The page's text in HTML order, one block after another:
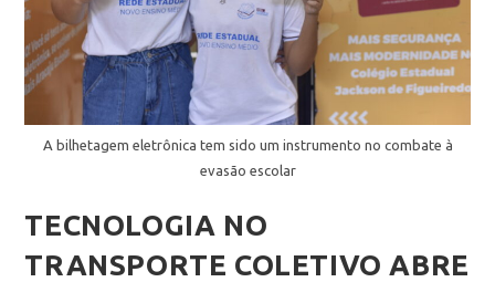
A bilhetagem eletrônica tem sido um instrumento no combate à
evasão escolar
TECNOLOGIA NO
TRANSPORTE COLETIVO ABRE